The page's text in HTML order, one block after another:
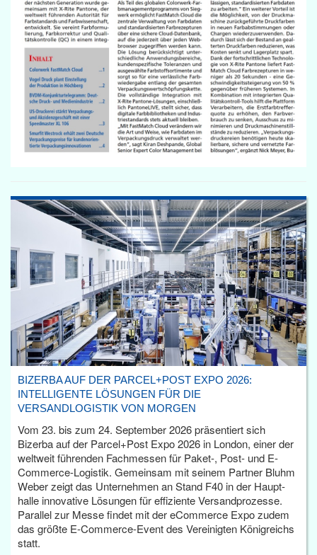
BIZERBA AUF DER PARCEL+POST EXPO 2026:
INTELLIGENTE LÖSUNGEN FÜR DIE
VERSANDLOGISTIK VON MORGEN
Vom 23. bis zum 24. September 2026 präsentiert sich
Bizerba auf der Parcel+Post Expo 2026 in London, einer der
weltweit führenden Fachmessen für Paket-, Post- und E-
Commerce-Logistik. Gemeinsam mit seinem Partner Bluhm
Weber zeigt das Unternehmen an Stand F40 in der Haupt­
halle innovative Lösungen für effiziente Versandprozesse.
Parallel zur Messe findet mit der eCommerce Expo zudem
das größte E-Commerce-Event des Vereinigten Königreichs
statt.